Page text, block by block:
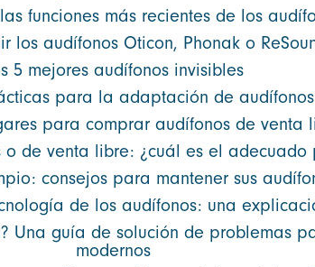
funciones más recientes de los
los audífonos Oticon, Phonak o
5 mejores audífonos invisibles
para la adaptación de audífonos
para comprar audífonos de venta
o de venta libre: ¿cuál es el adecuado
consejos para mantener sus
de los audífonos: una
Una guía de solución de problemas
modernos